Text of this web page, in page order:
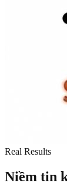
Real Results
Niềm tin